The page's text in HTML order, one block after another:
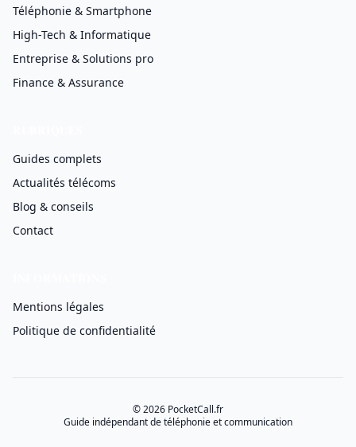
Téléphonie & Smartphone
High-Tech & Informatique
Entreprise & Solutions pro
Finance & Assurance
Guides complets
Actualités télécoms
Blog & conseils
Contact
Mentions légales
Politique de confidentialité
© 2026 PocketCall.fr
Guide indépendant de téléphonie et communication